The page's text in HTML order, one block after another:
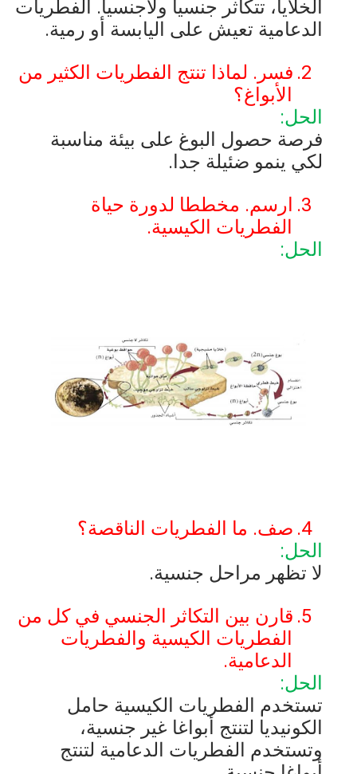
الخلايا، تتكاثر جنسيا ولاجنسيا. الفطريات
الدعامية تعيش على اليابسة أو رمية.
2. فسر. لماذا تنتج الفطريات الكثير من
الأبواغ؟
الحل:
فرصة حصول البوغ على بيئة مناسبة
لكي ينمو ضئيلة جدا.
3.
ارسم. مخططا لدورة حياة
الفطريات الكيسية.
الحل:
4. صف. ما الفطريات الناقصة؟
الحل:
لا تظهر مراحل جنسية.
5. قارن بين التكاثر الجنسي في كل من
الفطريات الكيسية والفطريات
الدعامية.
الحل:
تستخدم الفطريات الكيسية حامل
الكونيديا لتنتج أبواغا غير جنسية،
وتستخدم الفطريات الدعامية لتنتج